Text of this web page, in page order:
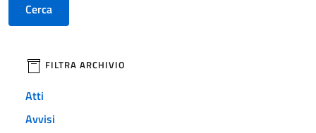
Cerca
filtri da applicare
FILTRA ARCHIVIO
Atti
Avvisi